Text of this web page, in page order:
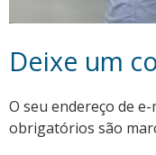
Deixe um
O seu endereço de
obrigatórios são